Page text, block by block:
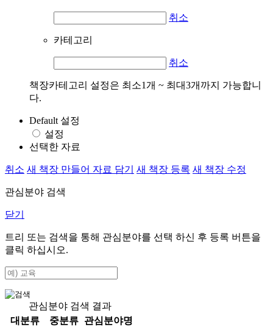
취소
카테고리
취소
책장카테고리 설정은 최소1개 ~ 최대3개까지 가능합니
다.
Default 설정
설정
선택한 자료
취소 새 책장 만들어 자료 담기 새 책장 등록 새 책장 수정
관심분야 검색
닫기
트리 또는 검색을 통해 관심분야를 선택 하신 후 등록 버튼을
클릭 하십시오.
관심분야 검색 결과
대분류
중분류
관심분야명